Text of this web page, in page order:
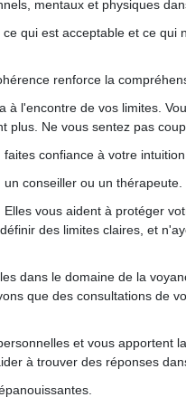
mentaux et physiques
qui est acceptable et ce
renforce la
à l'encontre de vos limites.
Ne vous sentez pas
confiance à votre
conseiller ou un
vous aident à protéger
des limites claires, et
dans le domaine de la
que des consultations de
et vous
à trouver des réponses